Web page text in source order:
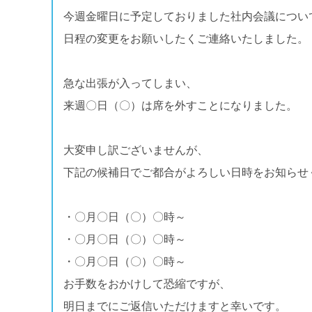
今週金曜日に予定しておりました社内会議につい
日程の変更をお願いしたくご連絡いたしました。
急な出張が入ってしまい、
来週〇日（〇）は席を外すことになりました。
大変申し訳ございませんが、
下記の候補日でご都合がよろしい日時をお知らせ
・〇月〇日（〇）〇時～
・〇月〇日（〇）〇時～
・〇月〇日（〇）〇時～
お手数をおかけして恐縮ですが、
明日までにご返信いただけますと幸いです。